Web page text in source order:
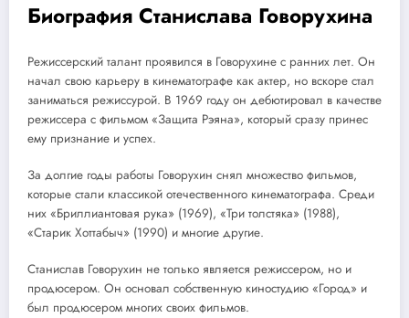
Биография Станислава Говорухина
Режиссерский талант проявился в Говорухине с ранних лет. Он
начал свою карьеру в кинематографе как актер, но вскоре стал
заниматься режиссурой. В 1969 году он дебютировал в качестве
режиссера с фильмом «Защита Рэяна», который сразу принес
ему признание и успех.
За долгие годы работы Говорухин снял множество фильмов,
которые стали классикой отечественного кинематографа. Среди
них «Бриллиантовая рука» (1969), «Три толстяка» (1988),
«Старик Хоттабыч» (1990) и многие другие.
Станислав Говорухин не только является режиссером, но и
продюсером. Он основал собственную киностудию «Город» и
был продюсером многих своих фильмов.